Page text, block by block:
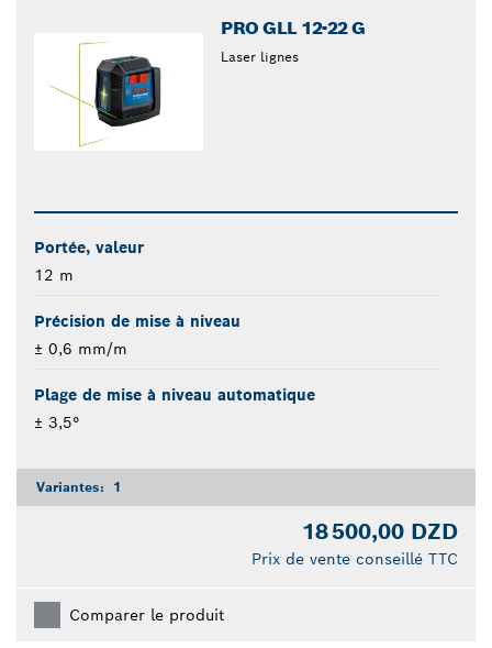
PRO GLL 12-22 G
Laser lignes
Portée, valeur
12 m
Précision de mise à niveau
± 0,6 mm/m
Plage de mise à niveau automatique
± 3,5°
Variantes: 1
18 500,00 DZD
Prix de vente conseillé TTC
Comparer le produit